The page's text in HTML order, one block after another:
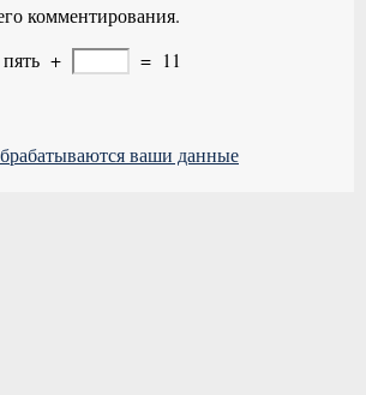
комментирования.
пять + = 11
ваши данные